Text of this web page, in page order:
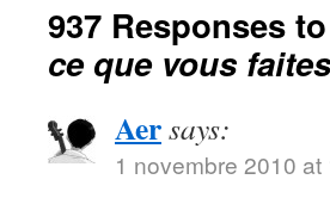
937 Responses to
ce que vous faites
Aersays:
1 novembre 2010 at